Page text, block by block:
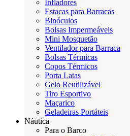
Infladores
Estacas para Barracas
Binóculos
Bolsas Impermeáveis
Mini Mosquetão
Ventilador para Barraca
Bolsas Térmicas
Copos Térmicos
Porta Latas
Gelo Reutilizável
Tiro Esportivo
Maçarico
Geladeiras Portáteis
Náutica
Para o Barco